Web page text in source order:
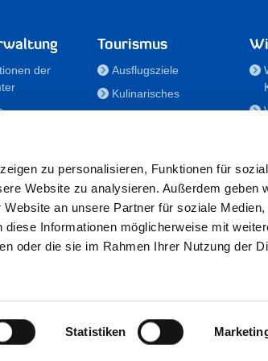
zu personalisieren, Funktionen für
Website zu analysieren. Außerdem geben
an unsere Partner für soziale Medien,
Informationen möglicherweise mit
oder die sie im Rahmen Ihrer Nutzung der
Statistiken
der
Downloads
Tourismus
Ausflugsziele
Kulinarisches
Veranstaltungen
04821/69-0 · Fax: 04821/699-356 · E-Mail:
·Impressum Hinweisgeberschutzgesetz